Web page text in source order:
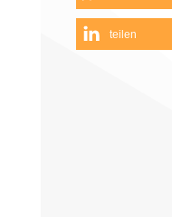
teilen